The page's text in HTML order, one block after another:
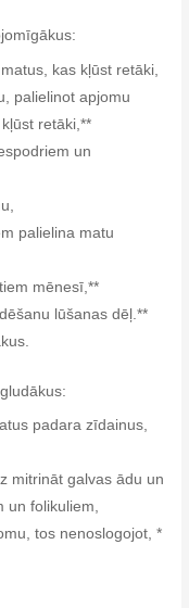
kas kļūst retāki,
palielinot apjomu
retāki,**
un
palielina matu
mēnesī,**
lūšanas dēļ.**
padara zīdainus,
mitrināt galvas ādu un
un folikuliem,
tos nenoslogojot, *